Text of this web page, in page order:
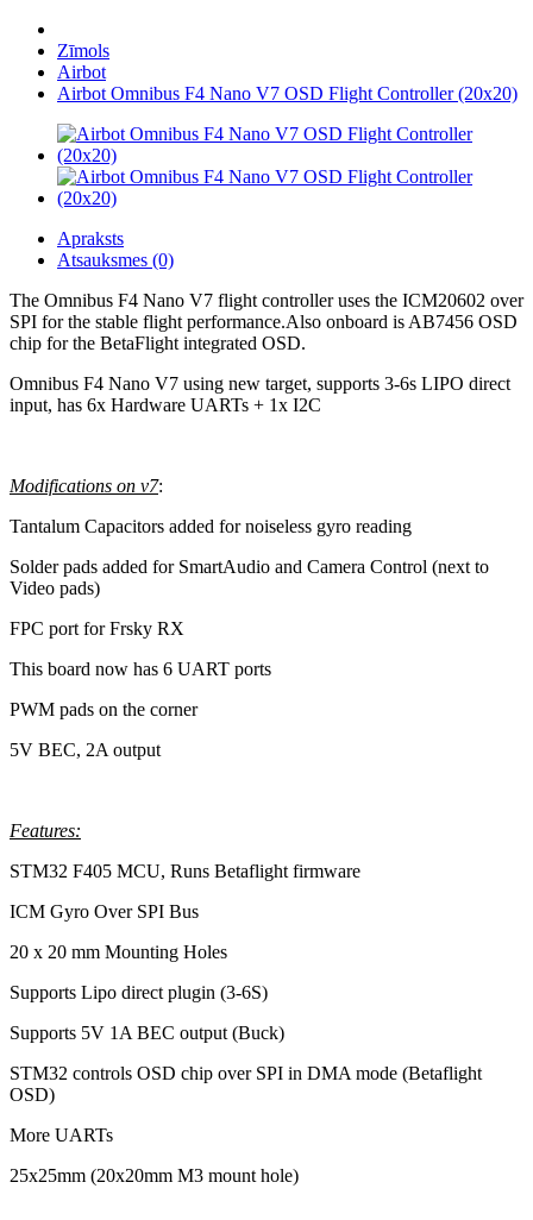
Zīmols
Airbot
Airbot Omnibus F4 Nano V7 OSD Flight Controller (20x20)
Apraksts
Atsauksmes (0)
The Omnibus F4 Nano V7 flight controller uses the ICM20602 over
SPI for the stable flight performance.Also onboard is AB7456 OSD
chip for the BetaFlight integrated OSD.
Omnibus F4 Nano V7 using new target, supports 3-6s LIPO direct
input, has 6x Hardware UARTs + 1x I2C
Modifications on v7:
Tantalum Capacitors added for noiseless gyro reading
Solder pads added for SmartAudio and Camera Control (next to
Video pads)
FPC port for Frsky RX
This board now has 6 UART ports
PWM pads on the corner
5V BEC, 2A output
Features:
STM32 F405 MCU, Runs Betaflight firmware
ICM Gyro Over SPI Bus
20 x 20 mm Mounting Holes
Supports Lipo direct plugin (3-6S)
Supports 5V 1A BEC output (Buck)
STM32 controls OSD chip over SPI in DMA mode (Betaflight
OSD)
More UARTs
25x25mm (20x20mm M3 mount hole)